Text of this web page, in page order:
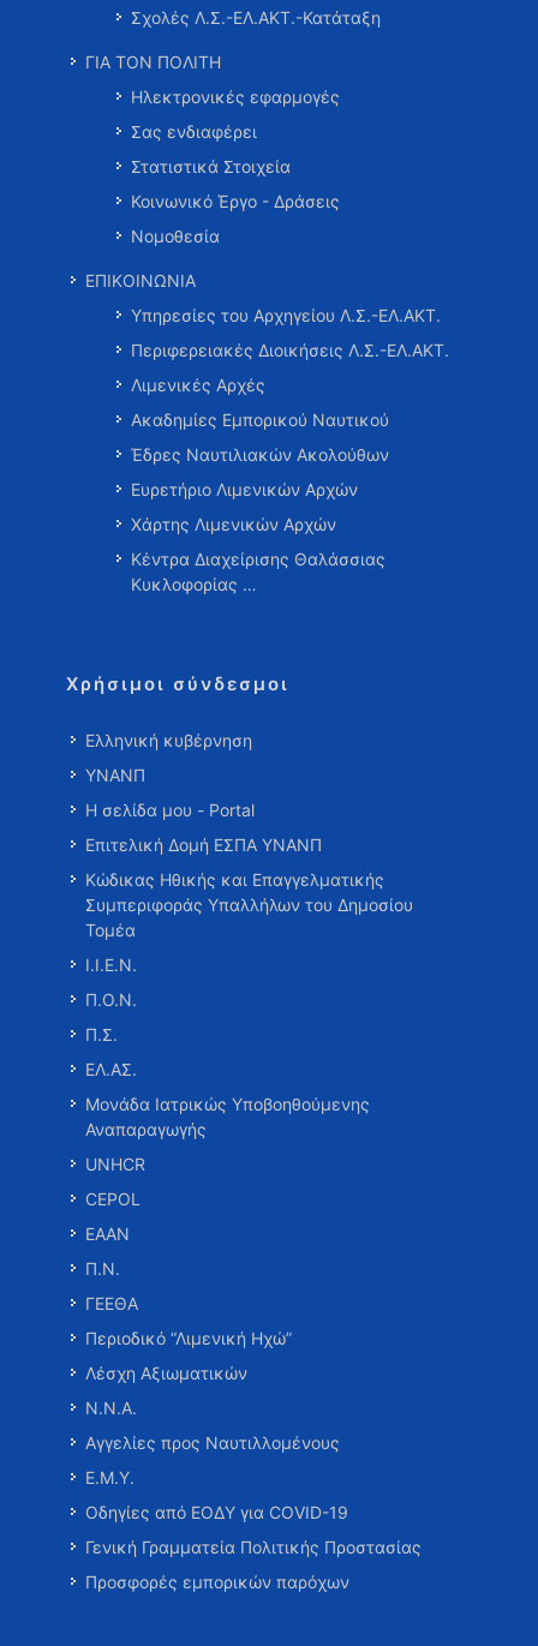
Σχολές Λ.Σ.-ΕΛ.ΑΚΤ.-Κατάταξη
ΓΙΑ ΤΟΝ ΠΟΛΙΤΗ
Ηλεκτρονικές εφαρμογές
Σας ενδιαφέρει
Στατιστικά Στοιχεία
Κοινωνικό Έργο - Δράσεις
Νομοθεσία
ΕΠΙΚΟΙΝΩΝΙΑ
Υπηρεσίες του Αρχηγείου Λ.Σ.-ΕΛ.ΑΚΤ.
Περιφερειακές Διοικήσεις Λ.Σ.-ΕΛ.ΑΚΤ.
Λιμενικές Αρχές
Ακαδημίες Εμπορικού Ναυτικού
Έδρες Ναυτιλιακών Ακολούθων
Ευρετήριο Λιμενικών Αρχών
Χάρτης Λιμενικών Αρχών
Κέντρα Διαχείρισης Θαλάσσιας
Κυκλοφορίας …
Χρήσιμοι σύνδεσμοι
Ελληνική κυβέρνηση
ΥΝΑΝΠ
Η σελίδα μου - Portal
Επιτελική Δομή ΕΣΠΑ ΥΝΑΝΠ
Κώδικας Ηθικής και Επαγγελματικής
Συμπεριφοράς Υπαλλήλων του Δημοσίου
Τομέα
Ι.Ι.Ε.Ν.
Π.Ο.Ν.
Π.Σ.
ΕΛ.ΑΣ.
Μονάδα Ιατρικώς Υποβοηθούμενης
Αναπαραγωγής
UNHCR
CEPOL
ΕΑΑΝ
Π.Ν.
ΓΕΕΘΑ
Περιοδικό “Λιμενική Ηχώ”
Λέσχη Αξιωματικών
Ν.Ν.Α.
Αγγελίες προς Ναυτιλλομένους
Ε.Μ.Υ.
Οδηγίες από ΕΟΔΥ για COVID-19
Γενική Γραμματεία Πολιτικής Προστασίας
Προσφορές εμπορικών παρόχων